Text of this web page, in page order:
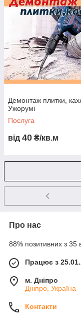
Демонтаж плитки,
Ужорумі
Послуга
від 40 ₴/кв.м
Про нас
88% позитивних з 35
Працює з
м. Дніпро
Дніпро, Україна
Контакти